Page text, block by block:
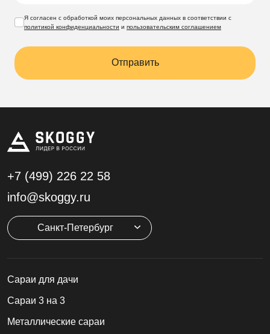
Я согласен с обработкой моих персональных данных в соответствии с
политикой конфиденциальности и пользовательским соглашением
Отправить
+7 (499) 226 22 58
info@skoggy.ru
Санкт-Петербург
Cараи для дачи
Сараи 3 на 3
Металлические сараи